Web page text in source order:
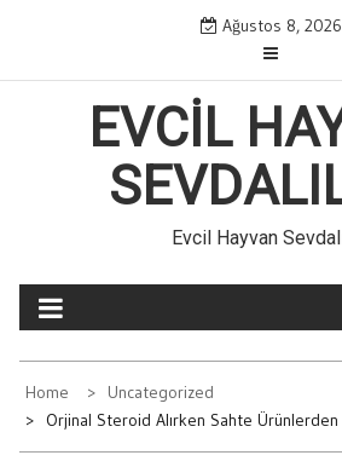
content
Ağustos 8, 2026
EVCIL
Evcil Hayvan
Home
Uncategorized
Orjinal Steroid Alırken Sahte Ürünlerden